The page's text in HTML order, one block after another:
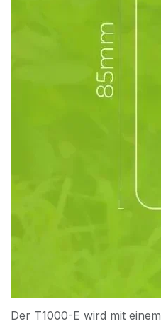
Der T1000-E wird mit einem